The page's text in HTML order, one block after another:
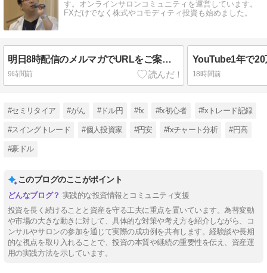
す。オンラインサロンコミュニティを運営しています。
FXだけでなく株式やコモディティ投資も始めました。
明日8時配信のメルマガでURLをご案内します。
9時間前 18時間前
#セミリタイア #がん #ドル円 #fx #fx初心者 #fxトレード記録
#スイングトレード #個人投資家 #円安 #fxチャート分析 #円高
#豪ドル
このブログのここがポイント
実践的な投資情報とコミュニティ支援
投資を長く続けることと資産を守る工夫に重点を置いています。為替変動
や市場の大きな動きに対して、具体的な対策や考え方を紹介しながら、コ
ンサルやサロンの参加を通じて実際の成功例を共有します。経験談や長期
的な視点を取り入れることで、投資の本質や継続の重要性を伝え、資産運
用の実践方法を示しています。